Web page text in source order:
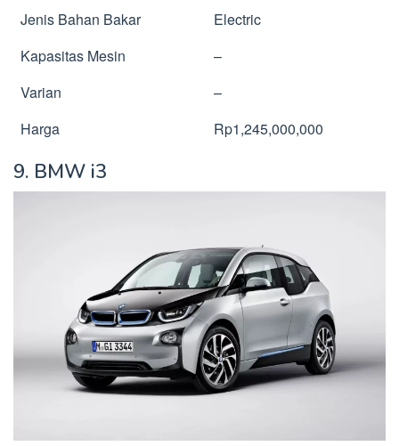
Jenis Bahan Bakar
Electric
Kapasitas Mesin
–
Varian
–
Harga
Rp1,245,000,000
9. BMW i3